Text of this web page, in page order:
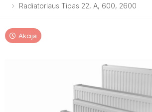
Radiatoriaus Tipas 22, A, 600, 2600
Akcija